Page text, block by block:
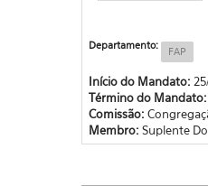
Departamento: FAP
Início do Mandato:
Término do Mandato:
Comissão:
Membro: Suplente